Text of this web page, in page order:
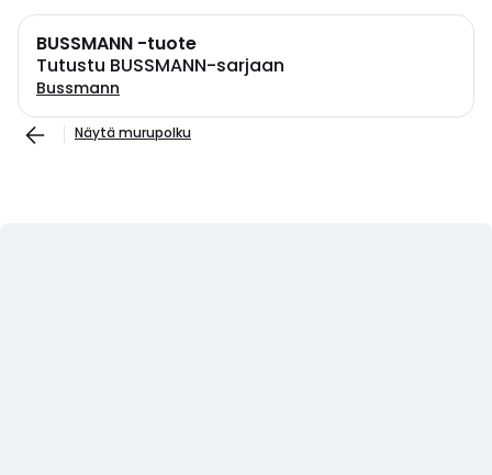
BUSSMANN -tuote
Tutustu BUSSMANN-sarjaan
Bussmann
Näytä murupolku